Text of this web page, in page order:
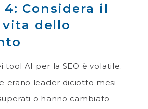
Considera il
dello
tool AI per la SEO è volatile.
erano leader diciotto mesi
o hanno cambiato